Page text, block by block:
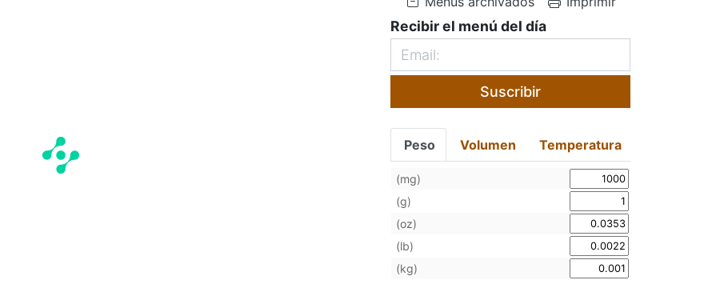
Recibir el menú del día
Suscribir
Peso Volumen Temperatura
(mg)
(g)
(oz)
(lb)
(kg)